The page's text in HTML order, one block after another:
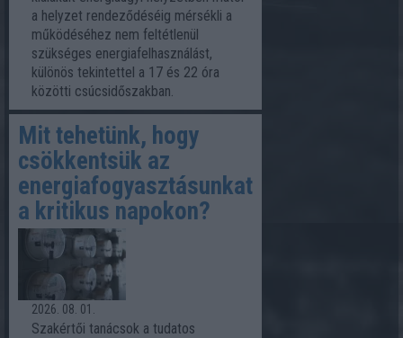
a helyzet rendeződéséig mérsékli a
működéséhez nem feltétlenül
szükséges energiafelhasználást,
különös tekintettel a 17 és 22 óra
közötti csúcsidőszakban.
Mit tehetünk, hogy
csökkentsük az
energiafogyasztásunkat
a kritikus napokon?
2026. 08. 01.
Szakértői tanácsok a tudatos